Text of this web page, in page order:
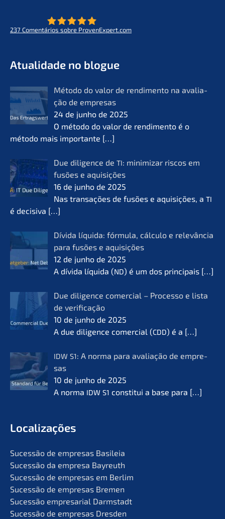
237 Comen­tá­ri­os sobre ProvenExpert.com
Atual­i­da­de no blogue
Método do valor de rendi­men­to na avalia­
ção de empre­sas
24 de junho de 2025
O método do valor de rendi­men­to é o
método mais importan­te […]
Due diligence de TI: minimi­zar riscos em
fusões e aquisi­ções
16 de junho de 2025
Nas transa­ções de fusões e aquisi­ções, a TI
é decisi­va […]
Dívida líqui­da: fórmu­la, cálcu­lo e relevân­cia
para fusões e aquisi­ções
12 de junho de 2025
A dívida líqui­da (ND) é um dos princi­pais […]
Due diligence comer­cial – Proces­so e lista
de verifi­ca­ção
10 de junho de 2025
A due diligence comer­cial (CDD) é a […]
IDW S1: A norma para avalia­ção de empre­
sas
10 de junho de 2025
A norma IDW S1 consti­tui a base para […]
Locali­za­ções
Suces­são de empre­sas Basileia
Suces­são da empre­sa Bayreuth
Suces­são de empre­sas em Berlim
Suces­são de empre­sas Bremen
Suces­são empre­sa­ri­al Darmstadt
Suces­são de empre­sas Dresden